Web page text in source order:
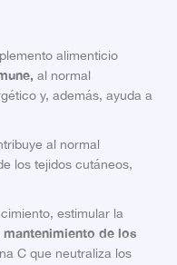
alimenticio
al normal
y, además, ayuda a
al normal
los tejidos cutáneos,
estimular la
mantenimiento de los
C que neutraliza los